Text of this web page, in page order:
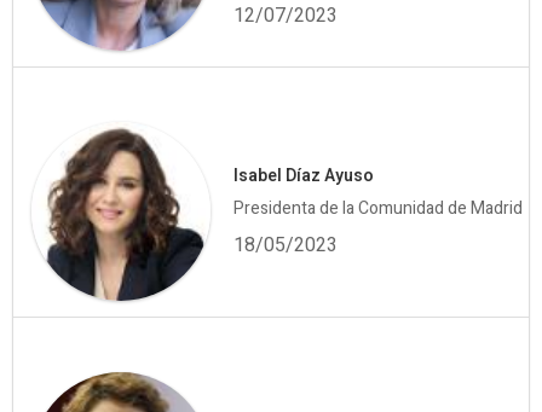
12/07/2023
Isabel Díaz Ayuso
Presidenta de la Comunidad de Madrid
18/05/2023